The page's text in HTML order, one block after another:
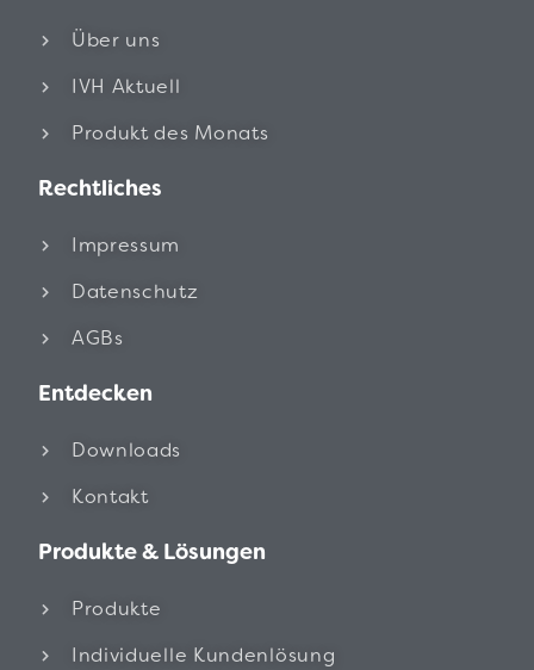
Über uns
IVH Aktuell
Produkt des Monats
Rechtliches
Impressum
Datenschutz
AGBs
Entdecken
Downloads
Kontakt
Produkte & Lösungen
Produkte
Individuelle Kundenlösung